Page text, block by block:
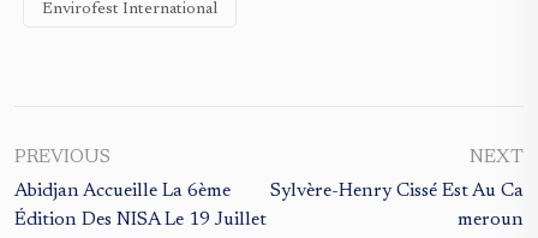
Envirofest International
PREVIOUS
Abidjan Accueille La 6ème
Édition Des NISA Le 19 Juillet
NEXT
Sylvère-Henry Cissé Est Au Ca
Meroun